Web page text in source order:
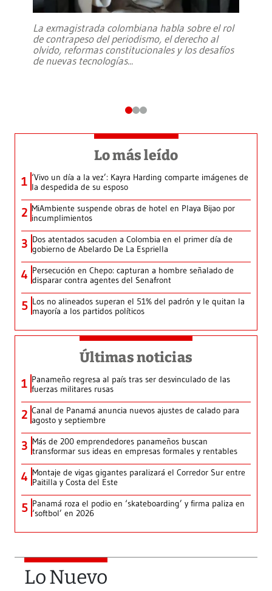
La exmagistrada colombiana habla sobre el rol
de contrapeso del periodismo, el derecho al
olvido, reformas constitucionales y los desafíos
de nuevas tecnologías...
Lo más leído
1 ‘Vivo un día a la vez’: Kayra Harding comparte imágenes de
la despedida de su esposo
2 MiAmbiente suspende obras de hotel en Playa Bijao por
incumplimientos
3 Dos atentados sacuden a Colombia en el primer día de
gobierno de Abelardo De La Espriella
4 Persecución en Chepo: capturan a hombre señalado de
disparar contra agentes del Senafront
5 Los no alineados superan el 51% del padrón y le quitan la
mayoría a los partidos políticos
Últimas noticias
1 Panameño regresa al país tras ser desvinculado de las
fuerzas militares rusas
2 Canal de Panamá anuncia nuevos ajustes de calado para
agosto y septiembre
3 Más de 200 emprendedores panameños buscan
transformar sus ideas en empresas formales y rentables
4 Montaje de vigas gigantes paralizará el Corredor Sur entre
Paitilla y Costa del Este
5 Panamá roza el podio en ‘skateboarding’ y firma paliza en
‘softbol’ en 2026
Lo Nuevo